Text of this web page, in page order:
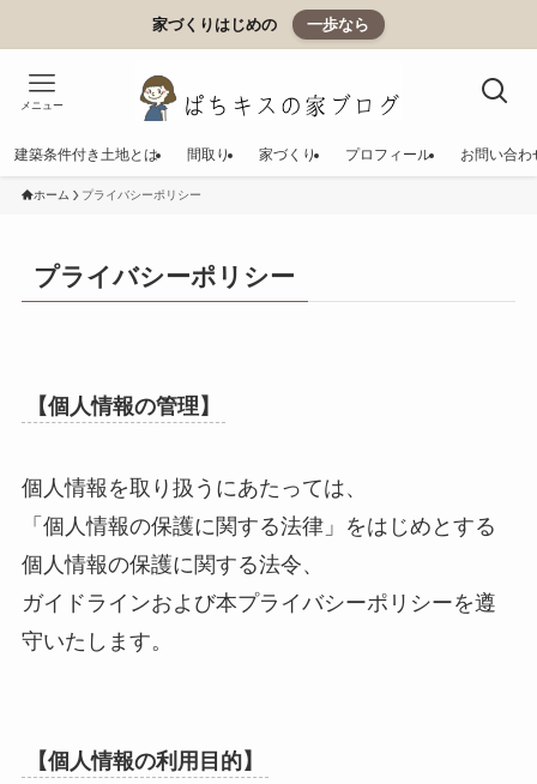
家づくりはじめの 一歩なら
メニュー
建築条件付き土地とは 間取り 家づくり プロフィール お問い合わ
ホーム プライバシーポリシー
プライバシーポリシー
【個人情報の管理】
個人情報を取り扱うにあたっては、
「個人情報の保護に関する法律」をはじめとする
個人情報の保護に関する法令、
ガイドラインおよび本プライバシーポリシーを遵
守いたします。
【個人情報の利用目的】